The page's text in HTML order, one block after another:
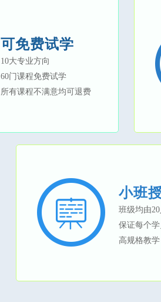
可免费试学
10大专业方向
60门课程免费试学
所有课程不满意均可退费
小班
班级均由
保证每个
高规格教